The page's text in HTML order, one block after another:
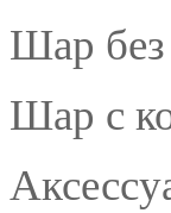
Шар
Шар с